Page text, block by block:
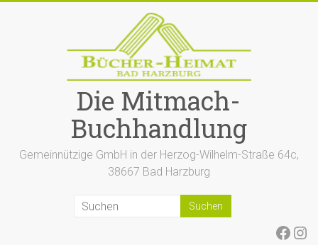
Die Mitmach-
Buchhandlung
Gemeinnützige GmbH in der Herzog-Wilhelm-Straße 64c,
38667 Bad Harzburg